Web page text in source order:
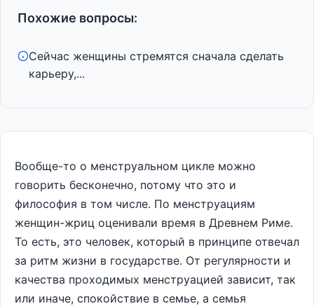
Похожие вопросы:
Сейчас женщины стремятся сначала сделать
карьеру,...
Вообще-то о менструальном цикле можно
говорить бесконечно, потому что это и
философия в том числе. По менструациям
женщин-жриц оценивали время в Древнем Риме.
То есть, это человек, который в принципе отвечал
за ритм жизни в государстве. От регулярности и
качества проходимых менструацией зависит, так
или иначе, спокойствие в семье, а семья